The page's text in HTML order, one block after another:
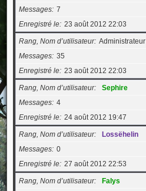
Messages 7
Enregistré le 23 août 2012 22:03
Rang, Nom d’utilisateur Administrateur
Messages 35
Enregistré le 23 août 2012 22:03
Rang, Nom d’utilisateur
Sephire
Messages 4
Enregistré le 24 août 2012 19:47
Rang, Nom d’utilisateur
Lossëhelin
Messages 0
Enregistré le 27 août 2012 22:53
Rang, Nom d’utilisateur
Falys